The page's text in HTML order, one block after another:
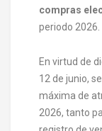
compras
periodo 2026.
En virtud de
12 de junio,
máxima de
2026, tanto